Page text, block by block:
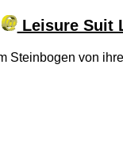
Leisure Suit
Steinbogen von